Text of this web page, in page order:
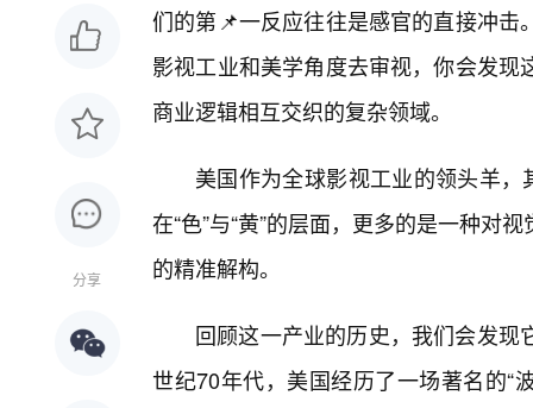
分享
们的第📌一反应往往是感官的直接冲
影视工业和美学角度去审视，你会发
商业逻辑相互交织的复杂领域。
美国作为全球影视工业的领头羊，
在“色”与“黄”的层面，更多的是一种对
的精准解构。
回顾这一产业的历史，我们会发
世纪70年代，美国经历了一场著名的“